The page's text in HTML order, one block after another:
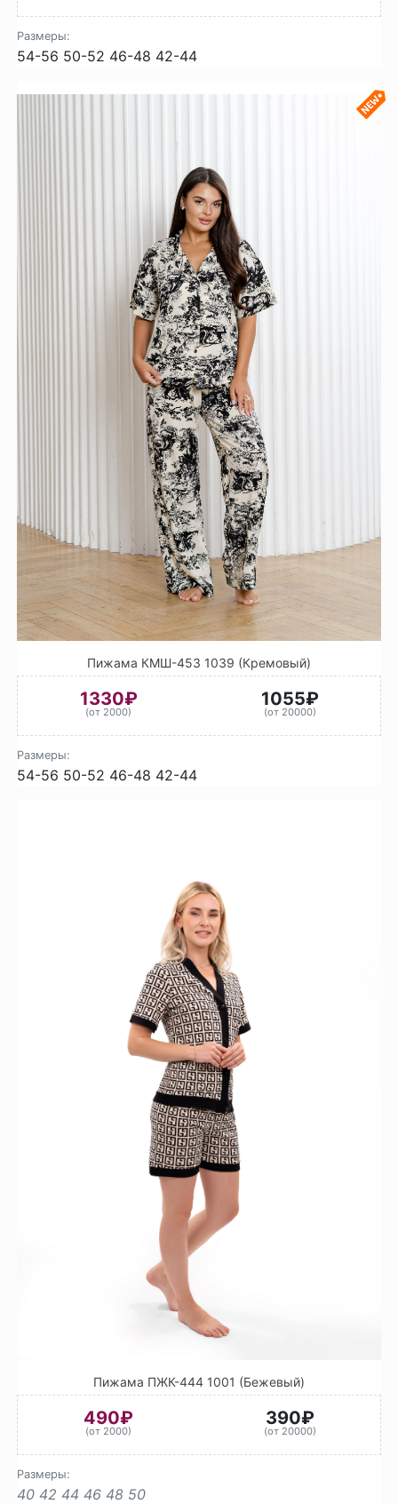
Размеры:
54-56 50-52 46-48 42-44
Пижама КМШ-453 1039 (Кремовый)
1330₽
(от 2000)
1055₽
(от 20000)
Размеры:
54-56 50-52 46-48 42-44
Пижама ПЖК-444 1001 (Бежевый)
490₽
(от 2000)
390₽
(от 20000)
Размеры:
40 42 44 46 48 50